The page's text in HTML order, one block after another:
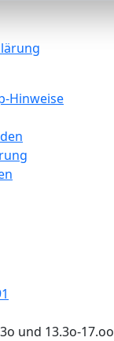
Hinweise
und 13.3o-